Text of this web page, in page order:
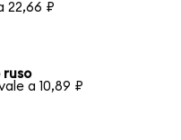
22,66 ₽
ruso
a 10,89 ₽